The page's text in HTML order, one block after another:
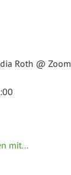
Roth @ Zoom
mit...